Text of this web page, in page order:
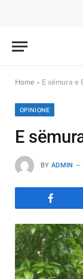
Home » E sëmura e
OPINIONE
E
BY ADMIN